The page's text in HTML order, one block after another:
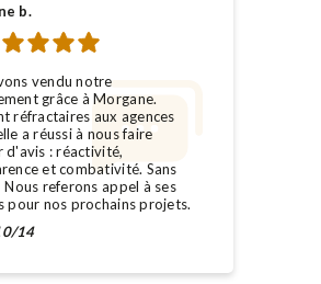
b.
vendu notre
grâce à Morgane.
réfractaires aux agences
a réussi à nous faire
d'avis : réactivité,
et combativité. Sans
referons appel à ses
pour nos prochains projets.
14